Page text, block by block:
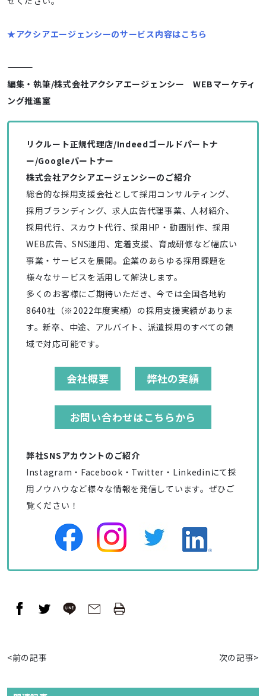
★アクシアエージェンシーのサービス内容はこちら
――――――――――――
編集・執筆/株式会社アクシアエージェンシー WEBマーケティ
ング推進室
リクルート正規代理店/Indeedゴールドパートナ
ー/Googleパートナー
株式会社アクシアエージェンシーのご紹介
総合的な採用支援会社として採用コンサルティング、
採用ブランディング、求人広告代理事業、人材紹介、
採用代行、スカウト代行、採用HP・動画制作、採用
WEB広告、SNS運用、定着支援、育成研修など幅広い
事業・サービスを展開。企業のあらゆる採用課題を
様々なサービスを活用して解決します。
多くのお客様にご期待いただき、今では全国各地約
8640社（※2022年度実績）の採用支援実績がありま
す。新卒、中途、アルバイト、派遣採用のすべての領
域で対応可能です。
会社概要 弊社の実績
お問い合わせはこちらから
弊社SNSアカウントのご紹介
Instagram・Facebook・Twitter・Linkedinにて採
用ノウハウなど様々な情報を発信しています。ぜひご
覧ください！
<前の記事 次の記事>